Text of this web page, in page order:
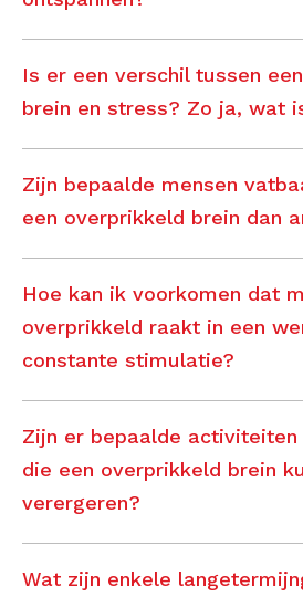
Is er een verschil tussen
brein en stress? Zo ja, wat
Zijn bepaalde mensen
een overprikkeld brein dan
Hoe kan ik voorkomen dat
overprikkeld raakt in een
constante stimulatie?
Zijn er bepaalde activiteiten
die een overprikkeld brein
verergeren?
Wat zijn enkele